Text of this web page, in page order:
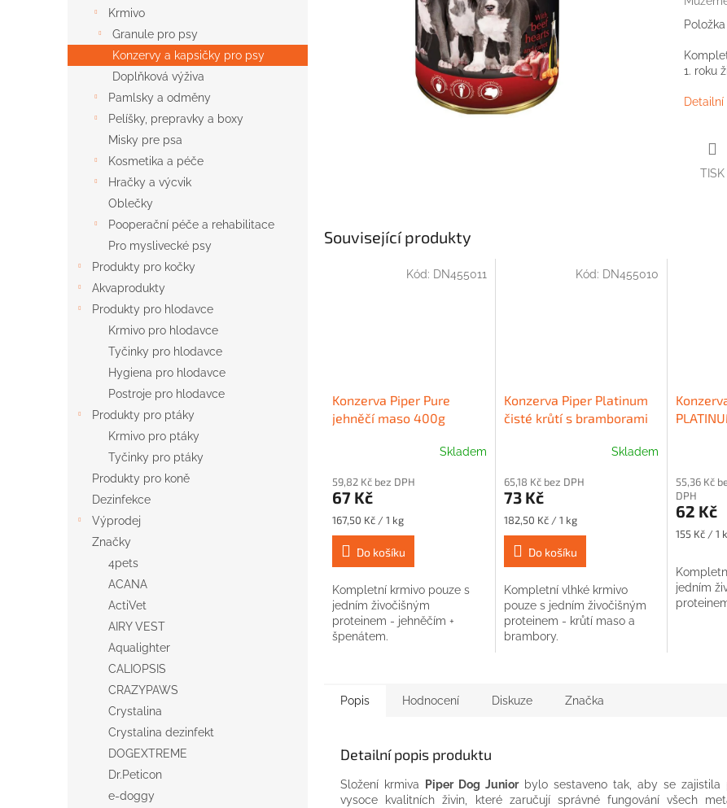
l
Krmivo
Granule pro psy
Konzervy a kapsičky pro psy
Doplňková výživa
Pamlsky a odměny
Pelíšky, prepravky a boxy
Misky pre psa
Kosmetika a péče
Hračky a výcvik
Oblečky
Pooperační péče a rehabilitace
Pro myslivecké psy
Produkty pro kočky
Akvaprodukty
Produkty pro hlodavce
Krmivo pro hlodavce
Tyčinky pro hlodavce
Hygiena pro hlodavce
Postroje pro hlodavce
Produkty pro ptáky
Krmivo pro ptáky
Tyčinky pro ptáky
Produkty pro koně
Dezinfekce
Výprodej
Značky
4pets
ACANA
ActiVet
AIRY VEST
Aqualighter
CALIOPSIS
CRAZYPAWS
Crystalina
Crystalina dezinfekt
DOGEXTREME
Dr.Peticon
e-doggy
1. roku
TISK
Související produkty
Konzerva Piper Pure
jehněčí maso 400g
Skladem
59,82 Kč bez DPH
67 Kč
Měrná
cena:
167,50 Kč / 1 kg
Do košíku
Kompletní krmivo pouze s
jedním živočišným
proteinem - jehněčím +
špenátem.
Kód: DN455011
Konzerva Piper Platinum
čisté krůtí s bramborami
Skladem
65,18 Kč bez DPH
73 Kč
Měrná
cena:
182,50 Kč / 1 kg
Do košíku
Kompletní vlhké krmivo
pouze s jedním živočišným
proteinem - krůtí maso a
brambory.
Kód: DN455010
55,36 Kč
DPH
62 Kč
Měrná
155 Kč / 1
jedním
Popis Hodnocení Diskuze Značka
Detailní popis produktu
Složení krmiva Piper Dog Juniorbylo sestaveno tak, aby se zajistila
vysoce kvalitních živin, které zaručují správné fungování všech